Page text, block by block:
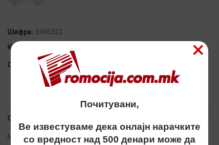
Шифра: 5906322
Категории:
Сподели
ОПИС
Maska, maski, маска, маски
Почитувани,
Ве известуваме дека онлајн нарачките
со вредност над 500 денари може да
×